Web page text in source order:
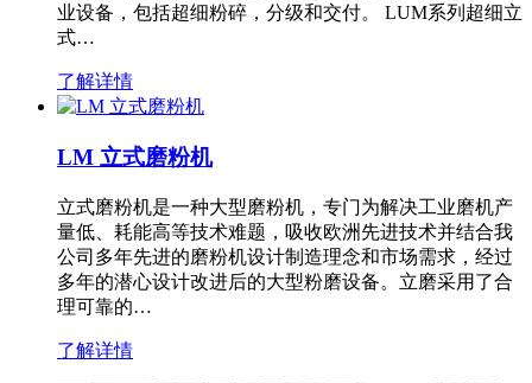
业设备，包括超细粉碎，分级和交付。 LUM系列超细立
式…
了解详情
LM 立式磨粉机
立式磨粉机是一种大型磨粉机，专门为解决工业磨机产
量低、耗能高等技术难题，吸收欧洲先进技术并结合我
公司多年先进的磨粉机设计制造理念和市场需求，经过
多年的潜心设计改进后的大型粉磨设备。立磨采用了合
理可靠的…
了解详情